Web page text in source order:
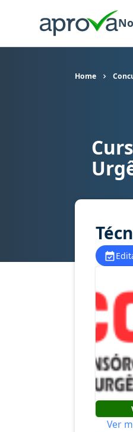
Home
Curso para
Ver